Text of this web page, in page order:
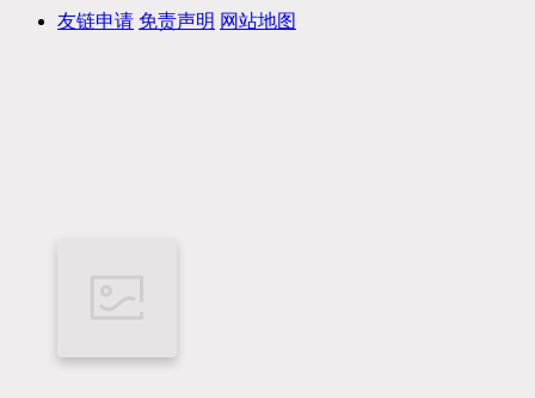
友链申请 免责声明 网站地图